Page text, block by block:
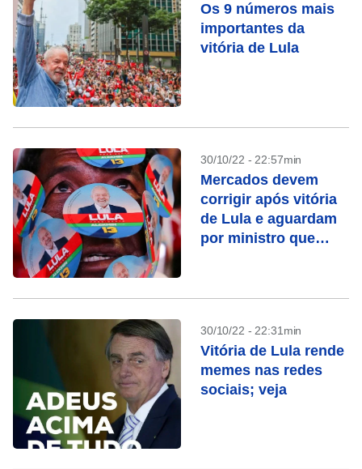
Os 9 números mais
importantes da
vitória de Lula
30/10/22 - 22:57min
Mercados devem
corrigir após vitória
de Lula e aguardam
por ministro que
30/10/22 - 22:31min
Vitória de Lula rende
memes nas redes
sociais; veja